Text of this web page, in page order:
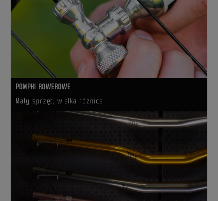
POMPKI ROWEROWE
Mały sprzęt, wielka różnica